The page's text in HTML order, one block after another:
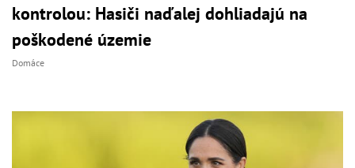
kontrolou: Hasiči naďalej dohliadajú na
poškodené územie
Domáce